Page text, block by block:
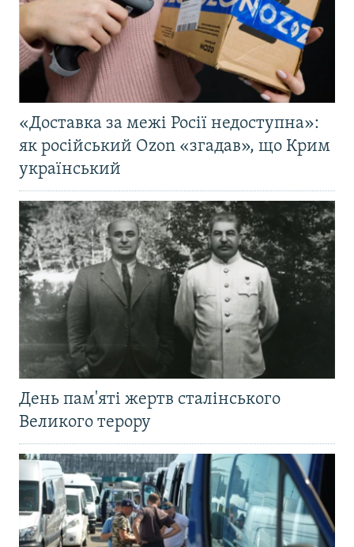
«Доставка за межі Росії недоступна»:
як російський Ozon «згадав», що Крим
український
День пам'яті жертв сталінського
Великого терору